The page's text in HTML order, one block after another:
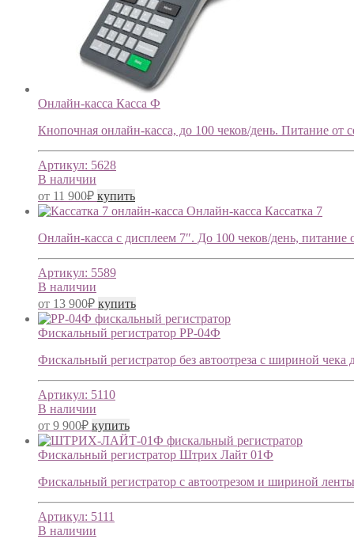
Онлайн-касса Касса Ф
Кнопочная онлайн-касса, до 100 чеков/день. Питание от
Артикул: 5628
В наличии
от 11 900₽ купить
Онлайн-касса Кассатка 7
Онлайн-касса с дисплеем 7″. До 100 чеков/день,
Артикул: 5589
В наличии
от 13 900₽ купить
Фискальный регистратор РР-04Ф
Фискальный регистратор без автоотреза с шириной
Артикул: 5110
В наличии
от 9 900₽ купить
Фискальный регистратор Штрих Лайт 01Ф
Фискальный регистратор с автоотрезом и шириной
Артикул: 5111
В наличии